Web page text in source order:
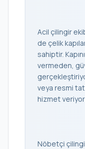
Acil çilingir
de çelik
sahiptir.
vermeden,
veya resmi
hizmet
Nöbetçi